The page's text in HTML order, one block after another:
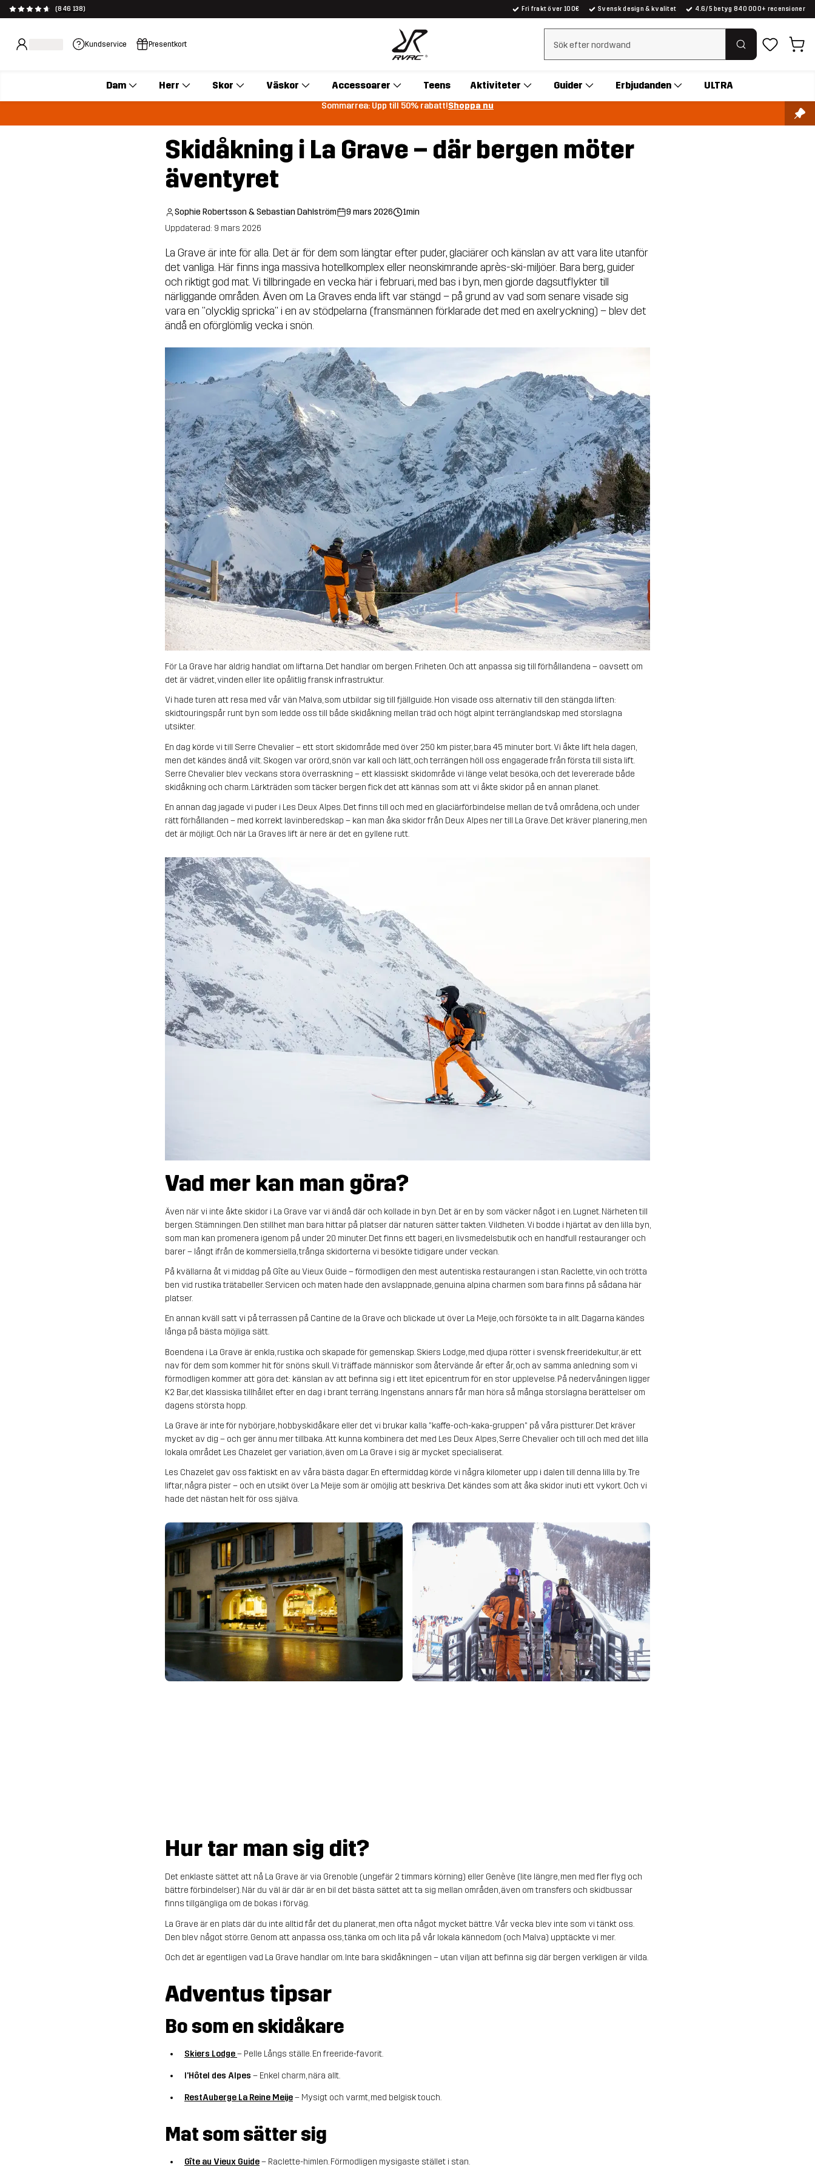
(846 138) Fri frakt över 100€ Svensk design & kvalitet 4.6/5 betyg 840 000+ recensioner
Kundservice Presentkort Rensa sök
Dam Herr Skor Väskor Accessoarer Teens Aktiviteter Guider Erbjudanden ULTRA
Sommarrea: Upp till 50% rabatt!Shoppa nu
Skidåkning i La Grave – där bergen möter
äventyret
Sophie Robertsson & Sebastian Dahlström 9 mars 2026
1min
Uppdaterad: 9 mars 2026
La Grave är inte för alla. Det är för dem som längtar efter puder, glaciärer och känslan av att vara lite utanför
det vanliga. Här finns inga massiva hotellkomplex eller neonskimrande après-ski-miljöer. Bara berg, guider
och riktigt god mat. Vi tillbringade en vecka här i februari, med bas i byn, men gjorde dagsutflykter till
närliggande områden. Även om La Graves enda lift var stängd – på grund av vad som senare visade sig
vara en "olycklig spricka" i en av stödpelarna (fransmännen förklarade det med en axelryckning) – blev det
ändå en oförglömlig vecka i snön.
För La Grave har aldrig handlat om liftarna. Det handlar om bergen. Friheten. Och att anpassa sig till förhållandena – oavsett om
det är vädret, vinden eller lite opålitlig fransk infrastruktur.
Vi hade turen att resa med vår vän Malva, som utbildar sig till fjällguide. Hon visade oss alternativ till den stängda liften:
skidtouringspår runt byn som ledde oss till både skidåkning mellan träd och högt alpint terränglandskap med storslagna
utsikter.
En dag körde vi till Serre Chevalier – ett stort skidområde med över 250 km pister, bara 45 minuter bort. Vi åkte lift hela dagen,
men det kändes ändå vilt. Skogen var orörd, snön var kall och lätt, och terrängen höll oss engagerade från första till sista lift.
Serre Chevalier blev veckans stora överraskning – ett klassiskt skidområde vi länge velat besöka, och det levererade både
skidåkning och charm. Lärkträden som täcker bergen fick det att kännas som att vi åkte skidor på en annan planet.
En annan dag jagade vi puder i Les Deux Alpes. Det finns till och med en glaciärförbindelse mellan de två områdena, och under
rätt förhållanden – med korrekt lavinberedskap – kan man åka skidor från Deux Alpes ner till La Grave. Det kräver planering, men
det är möjligt. Och när La Graves lift är nere är det en gyllene rutt.
Vad mer kan man göra?
Även när vi inte åkte skidor i La Grave var vi ändå där och kollade in byn. Det är en by som väcker något i en. Lugnet. Närheten till
bergen. Stämningen. Den stillhet man bara hittar på platser där naturen sätter takten. Vildheten. Vi bodde i hjärtat av den lilla byn,
som man kan promenera igenom på under 20 minuter. Det finns ett bageri, en livsmedelsbutik och en handfull restauranger och
barer – långt ifrån de kommersiella, trånga skidorterna vi besökte tidigare under veckan.
På kvällarna åt vi middag på Gîte au Vieux Guide – förmodligen den mest autentiska restaurangen i stan. Raclette, vin och trötta
ben vid rustika trätabeller. Servicen och maten hade den avslappnade, genuina alpina charmen som bara finns på sådana här
platser.
En annan kväll satt vi på terrassen på Cantine de la Grave och blickade ut över La Meije, och försökte ta in allt. Dagarna kändes
långa på bästa möjliga sätt.
Boendena i La Grave är enkla, rustika och skapade för gemenskap. Skiers Lodge, med djupa rötter i svensk freeridekultur, är ett
nav för dem som kommer hit för snöns skull. Vi träffade människor som återvände år efter år, och av samma anledning som vi
förmodligen kommer att göra det: känslan av att befinna sig i ett litet epicentrum för en stor upplevelse. På nedervåningen ligger
K2 Bar, det klassiska tillhållet efter en dag i brant terräng. Ingenstans annars får man höra så många storslagna berättelser om
dagens största hopp.
La Grave är inte för nybörjare, hobbyskidåkare eller det vi brukar kalla "kaffe-och-kaka-gruppen" på våra pistturer. Det kräver
mycket av dig – och ger ännu mer tillbaka. Att kunna kombinera det med Les Deux Alpes, Serre Chevalier och till och med det lilla
lokala området Les Chazelet ger variation, även om La Grave i sig är mycket specialiserat.
Les Chazelet gav oss faktiskt en av våra bästa dagar. En eftermiddag körde vi några kilometer upp i dalen till denna lilla by. Tre
liftar, några pister – och en utsikt över La Meije som är omöjlig att beskriva. Det kändes som att åka skidor inuti ett vykort. Och vi
hade det nästan helt för oss själva.
Hur tar man sig dit?
Det enklaste sättet att nå La Grave är via Grenoble (ungefär 2 timmars körning) eller Genève (lite längre, men med fler flyg och
bättre förbindelser). När du väl är där är en bil det bästa sättet att ta sig mellan områden, även om transfers och skidbussar
finns tillgängliga om de bokas i förväg.
La Grave är en plats där du inte alltid får det du planerat, men ofta något mycket bättre. Vår vecka blev inte som vi tänkt oss.
Den blev något större. Genom att anpassa oss, tänka om och lita på vår lokala kännedom (och Malva) upptäckte vi mer.
Och det är egentligen vad La Grave handlar om. Inte bara skidåkningen – utan viljan att befinna sig där bergen verkligen är vilda.
Adventus tipsar
Bo som en skidåkare
Skiers Lodge– Pelle Långs ställe. En freeride-favorit.
l'Hôtel des Alpes – Enkel charm, nära allt.
RestAuberge La Reine Meije– Mysigt och varmt, med belgisk touch.
Mat som sätter sig
Gîte au Vieux Guide– Raclette-himlen. Förmodligen mysigaste stället i stan.